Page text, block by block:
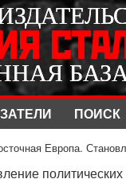
ПОИСК
Европа.